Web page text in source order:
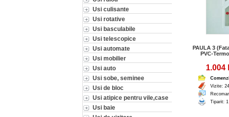
Usi culisante
Usi rotative
Usi basculabile
Usi telescopice
Usi automate
Usi mobilier
Usi auto
Usi sobe, seminee
Usi de bloc
Usi atipice pentru vile,case
Usi baie
PAULA 3
PVC-
1.004
Comenzi
Vizite:
Tiparit: 1